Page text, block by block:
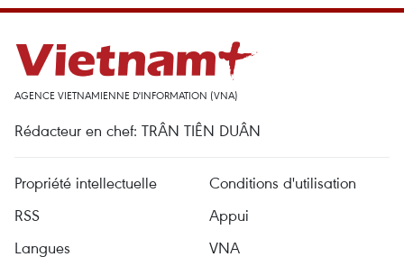
AGENCE VIETNAMIENNE D'INFORMATION (VNA)
Rédacteur en chef: TRÂN TIÊN DUÂN
Propriété intellectuelle
Conditions d'utilisation
RSS
Appui
Langues
VNA